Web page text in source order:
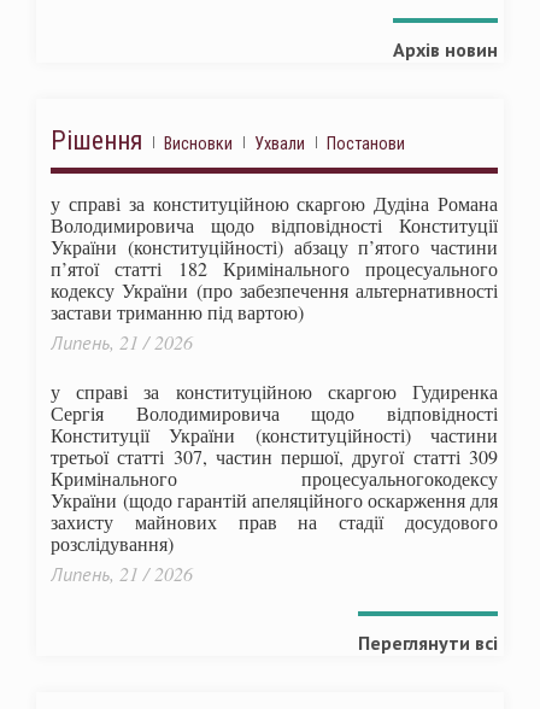
Архів новин
Рішення Висновки Ухвали Постанови
у справі за конституційною скаргою Дудіна Романа
Володимировича щодо відповідності Конституції
України (конституційності) абзацу п’ятого частини
п’ятої статті 182 Кримінального процесуального
кодексу України (про забезпечення альтернативності
застави триманню під вартою)
Липень, 21 / 2026
у справі за конституційною скаргою Гудиренка
Сергія Володимировича щодо відповідності
Конституції України (конституційності) частини
третьої статті 307, частин першої, другої статті 309
Кримінального процесуальногокодексу
України (щодо гарантій апеляційного оскарження для
захисту майнових прав на стадії досудового
розслідування)
Липень, 21 / 2026
Переглянути всі